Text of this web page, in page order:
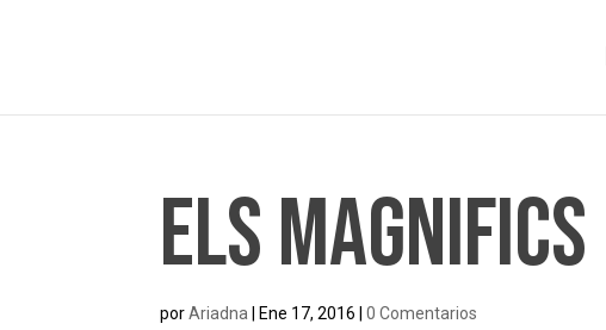
Els Magnifics
porAriadna Ene 17, 2016 |0 Comentarios